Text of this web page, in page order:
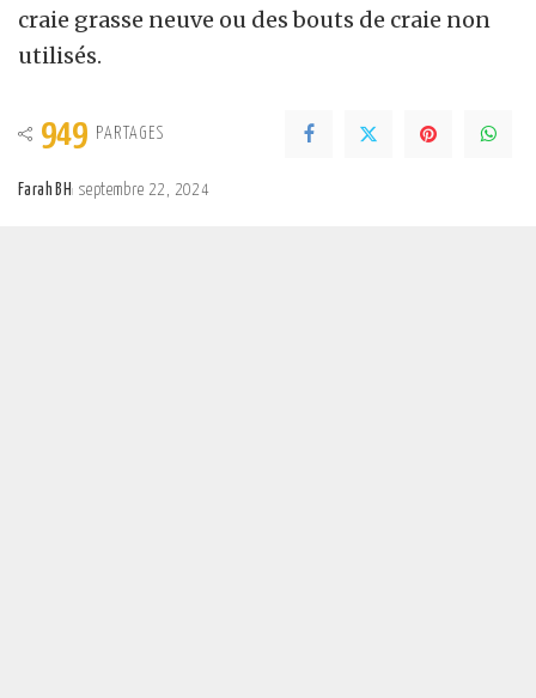
craie grasse neuve ou des bouts de craie non
utilisés.
949 PARTAGES
Farah BH septembre 22, 2024